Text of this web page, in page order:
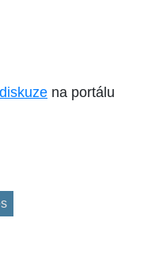
na portálu